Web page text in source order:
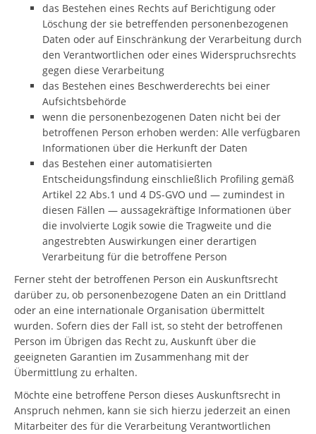
das Bestehen eines Rechts auf Berichtigung oder
Löschung der sie betreffenden personenbezogenen
Daten oder auf Einschränkung der Verarbeitung durch
den Verantwortlichen oder eines Widerspruchsrechts
gegen diese Verarbeitung
das Bestehen eines Beschwerderechts bei einer
Aufsichtsbehörde
wenn die personenbezogenen Daten nicht bei der
betroffenen Person erhoben werden: Alle verfügbaren
Informationen über die Herkunft der Daten
das Bestehen einer automatisierten
Entscheidungsfindung einschließlich Profiling gemäß
Artikel 22 Abs.1 und 4 DS-GVO und — zumindest in
diesen Fällen — aussagekräftige Informationen über
die involvierte Logik sowie die Tragweite und die
angestrebten Auswirkungen einer derartigen
Verarbeitung für die betroffene Person
Ferner steht der betroffenen Person ein Auskunftsrecht
darüber zu, ob personenbezogene Daten an ein Drittland
oder an eine internationale Organisation übermittelt
wurden. Sofern dies der Fall ist, so steht der betroffenen
Person im Übrigen das Recht zu, Auskunft über die
geeigneten Garantien im Zusammenhang mit der
Übermittlung zu erhalten.
Möchte eine betroffene Person dieses Auskunftsrecht in
Anspruch nehmen, kann sie sich hierzu jederzeit an einen
Mitarbeiter des für die Verarbeitung Verantwortlichen